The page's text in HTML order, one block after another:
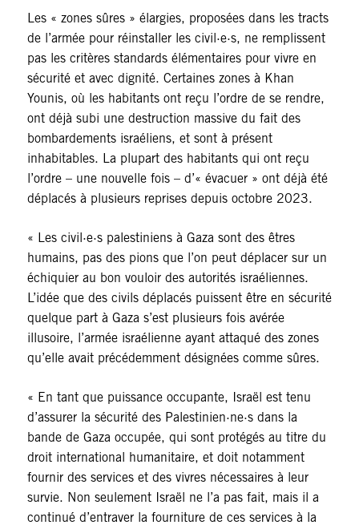
Les « zones sûres » élargies, proposées dans les tracts
de l’armée pour réinstaller les civil·e·s, ne remplissent
pas les critères standards élémentaires pour vivre en
sécurité et avec dignité. Certaines zones à Khan
Younis, où les habitants ont reçu l’ordre de se rendre,
ont déjà subi une destruction massive du fait des
bombardements israéliens, et sont à présent
inhabitables. La plupart des habitants qui ont reçu
l’ordre – une nouvelle fois – d’« évacuer » ont déjà été
déplacés à plusieurs reprises depuis octobre 2023.
« Les civil·e·s palestiniens à Gaza sont des êtres
humains, pas des pions que l’on peut déplacer sur un
échiquier au bon vouloir des autorités israéliennes.
L’idée que des civils déplacés puissent être en sécurité
quelque part à Gaza s’est plusieurs fois avérée
illusoire, l’armée israélienne ayant attaqué des zones
qu’elle avait précédemment désignées comme sûres.
« En tant que puissance occupante, Israël est tenu
d’assurer la sécurité des Palestinien·ne·s dans la
bande de Gaza occupée, qui sont protégés au titre du
droit international humanitaire, et doit notamment
fournir des services et des vivres nécessaires à leur
survie. Non seulement Israël ne l’a pas fait, mais il a
continué d’entraver la fourniture de ces services à la